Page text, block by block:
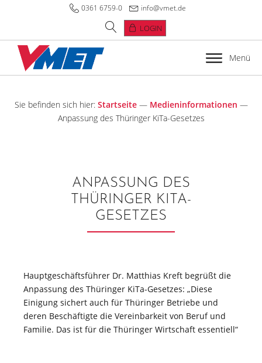
0361 6759-0 info@vmet.de
LOGIN
Menü
Sie befinden sich hier: Startseite— Medieninformationen —
Anpassung des Thüringer KiTa-Gesetzes
ANPASSUNG DES
THÜRINGER KITA-
GESETZES
Hauptgeschäftsführer Dr. Matthias Kreft begrüßt die
Anpassung des Thüringer KiTa-Gesetzes: „Diese
Einigung sichert auch für Thüringer Betriebe und
deren Beschäftigte die Vereinbarkeit von Beruf und
Familie. Das ist für die Thüringer Wirtschaft essentiell“